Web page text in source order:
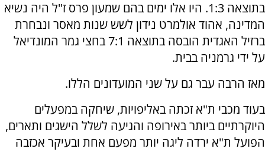
בתוצאה 1:3. היו אלו ימים בהם שמעון פרס ז"ל היה נשיא
המדינה, אהוד אולמרט נידון לשש שנות מאסר ונבחרת
ברזיל האגדית הובסה בתוצאה 7:1 בחצי גמר המונדיאל
על ידי גרמניה בבית.
מאז הרבה עבר גם על שני המועדונים הללו.
בעוד מכבי ת"א זכתה באליפויות, שיחקה במפעלים
היוקרתיים ביותר באירופה והגיעה לשלל הישגים ותארים,
הפועל ת"א ירדה ליגה יותר מפעם אחת ובעיקר אכזבה